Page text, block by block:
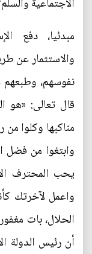
مبدئيا، دفع
والاستثمار عن
نفوسهم، وطبعهم
قال تعالى: «هو
مناكبها وكلوا من
وابتغوا من فضل
يحب المحترف
واعمل لآخرتك
الحلال، بات
أن رئيس